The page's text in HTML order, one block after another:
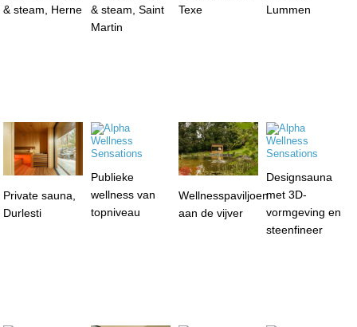
& steam, Herne
& steam, Saint
Martin
Texe
Lummen
Private sauna,
Durlesti
Publieke
wellness van
topniveau
Wellnesspaviljoen
aan de vijver
Designsauna
met 3D-
vormgeving en
steenfineer